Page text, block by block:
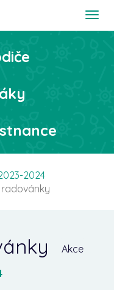
T
t
2024
radovánky
Akce